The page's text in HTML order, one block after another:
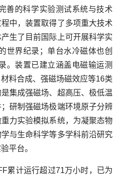
善的科学实验测试系统与技术
中，装置取得了多项重大技术
生了目前国际上可开展科学实
世界纪录；单台水冷磁体也创
。装置已建立涵盖电磁输运测
料合成、强磁场磁效应等16类
集成强磁场、超高压、极低温
研制强磁场极端环境原子分辨
力实验模拟系统，为凝聚态物
与生命科学等多学科前沿研究
平台。
累计运行超过71万小时，已为